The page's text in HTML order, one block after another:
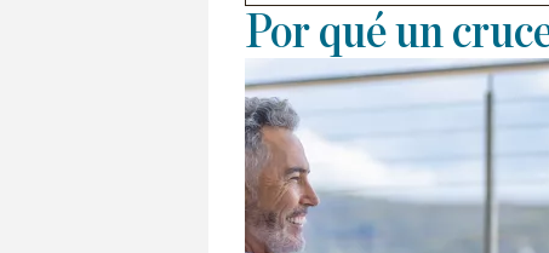
Por qué un